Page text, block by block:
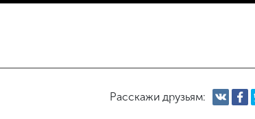
Расскажи друзьям: